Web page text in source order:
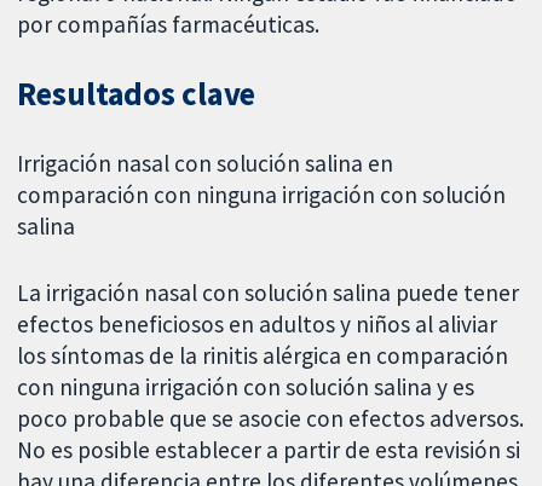
por compañías farmacéuticas.
Resultados clave
Irrigación nasal con solución salina en
comparación con ninguna irrigación con solución
salina
La irrigación nasal con solución salina puede tener
efectos beneficiosos en adultos y niños al aliviar
los síntomas de la rinitis alérgica en comparación
con ninguna irrigación con solución salina y es
poco probable que se asocie con efectos adversos.
No es posible establecer a partir de esta revisión si